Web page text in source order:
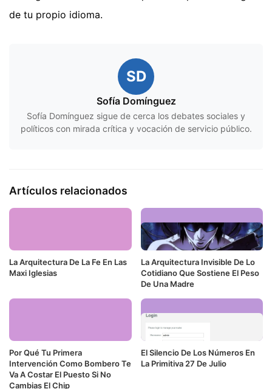
de tu propio idioma.
SD
Sofía Domínguez
Sofía Domínguez sigue de cerca los debates sociales y
políticos con mirada crítica y vocación de servicio público.
Artículos relacionados
La Arquitectura De La Fe En Las
Maxi Iglesias
La Arquitectura Invisible De Lo
Cotidiano Que Sostiene El Peso
De Una Madre
Por Qué Tu Primera
Intervención Como Bombero Te
Va A Costar El Puesto Si No
Cambias El Chip
El Silencio De Los Números En
La Primitiva 27 De Julio